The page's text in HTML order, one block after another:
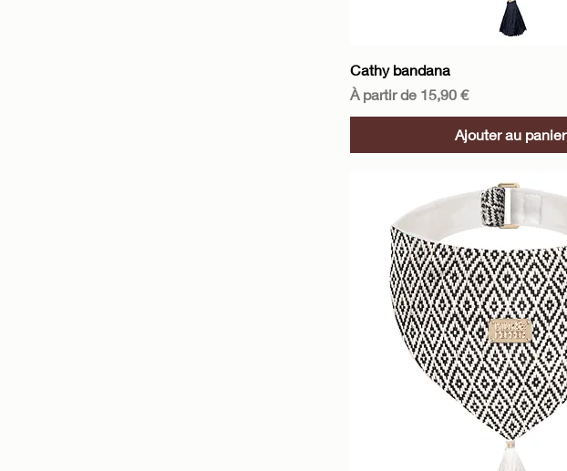
Cathy bandana
À partir de 15,90 €
Prix promotionnel
Ajouter au panier